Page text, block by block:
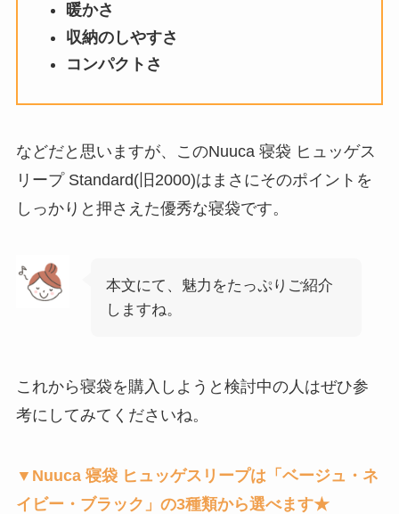
暖かさ
収納のしやすさ
コンパクトさ
などだと思いますが、このNuuca 寝袋 ヒュッゲス
リープ Standard(旧2000)はまさにそのポイントを
しっかりと押さえた優秀な寝袋です。
本文にて、魅力をたっぷりご紹介
しますね。
これから寝袋を購入しようと検討中の人はぜひ参
考にしてみてくださいね。
▼Nuuca 寝袋 ヒュッゲスリープは「ベージュ・ネ
イビー・ブラック」の3種類から選べます★